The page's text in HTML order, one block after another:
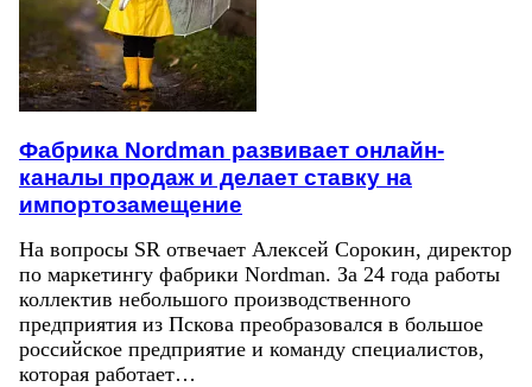
Фабрика Nordman развивает онлайн-
каналы продаж и делает ставку на
импортозамещение
На вопросы SR отвечает Алексей Сорокин, директор
по маркетингу фабрики Nordman. За 24 года работы
коллектив небольшого производственного
предприятия из Пскова преобразовался в большое
российское предприятие и команду специалистов,
которая работает…